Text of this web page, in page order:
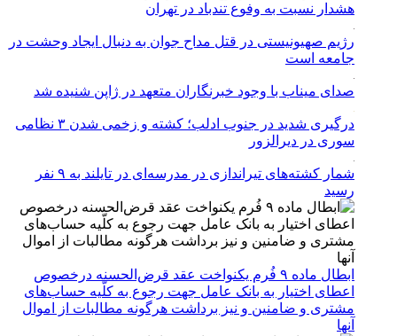
هشدار نسبت به وفوع تندباد در تهران
رژیم صهیونیستی در قتل مداح جوان به دنبال ایجاد وحشت در
جامعه است
صدای میناب با وجود خبرنگاران متعهد در ژاپن شنیده شد
درگیری شدید در جنوب ادلب؛ کشته و زخمی شدن ۳ نظامی
سوری در دیرالزور
شمار کشته‌های تیراندازی در مدرسه‌ای در تایلند به ۹ نفر
رسید
ابطال ماده ۹ فُرم یکنواخت عقد قرض‌الحسنه درخصوص
اعطای اختیار به بانک عامل جهت رجوع به کلّیه حساب‌های
مشتری و ضامنین و نیز برداشت هرگونه مطالبات از اموال
آنها